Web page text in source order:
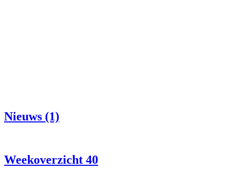
Nieuws (1)
Weekoverzicht 40